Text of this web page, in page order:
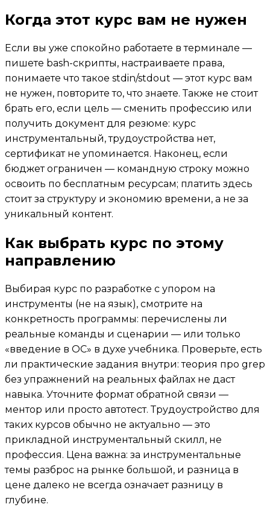
Когда этот курс вам не нужен
Если вы уже спокойно работаете в терминале —
пишете bash-скрипты, настраиваете права,
понимаете что такое stdin/stdout — этот курс вам
не нужен, повторите то, что знаете. Также не стоит
брать его, если цель — сменить профессию или
получить документ для резюме: курс
инструментальный, трудоустройства нет,
сертификат не упоминается. Наконец, если
бюджет ограничен — командную строку можно
освоить по бесплатным ресурсам; платить здесь
стоит за структуру и экономию времени, а не за
уникальный контент.
Как выбрать курс по этому
направлению
Выбирая курс по разработке с упором на
инструменты (не на язык), смотрите на
конкретность программы: перечислены ли
реальные команды и сценарии — или только
«введение в ОС» в духе учебника. Проверьте, есть
ли практические задания внутри: теория про grep
без упражнений на реальных файлах не даст
навыка. Уточните формат обратной связи —
ментор или просто автотест. Трудоустройство для
таких курсов обычно не актуально — это
прикладной инструментальный скилл, не
профессия. Цена важна: за инструментальные
темы разброс на рынке большой, и разница в
цене далеко не всегда означает разницу в
глубине.